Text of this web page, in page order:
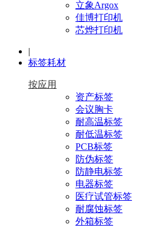
立象Argox
佳博打印机
芯烨打印机
|
标签耗材
按应用
资产标签
会议胸卡
耐高温标签
耐低温标签
PCB标签
防伪标签
防静电标签
电器标签
医疗试管标签
耐腐蚀标签
外箱标签